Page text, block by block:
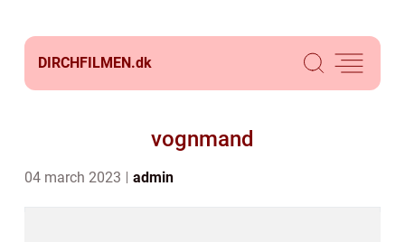
DIRCHFILMEN.dk
vognmand
04 march 2023 admin